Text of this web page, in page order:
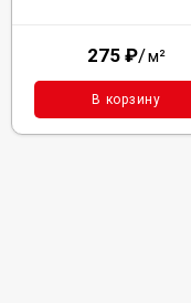
275 ₽/м²
В корзину